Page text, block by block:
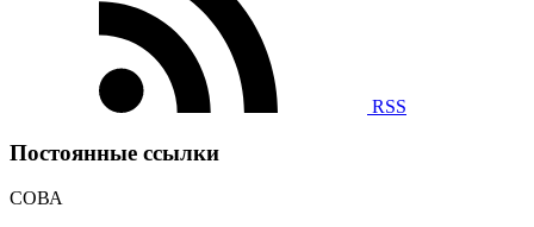
RSS
Постоянные ссылки
СОВА